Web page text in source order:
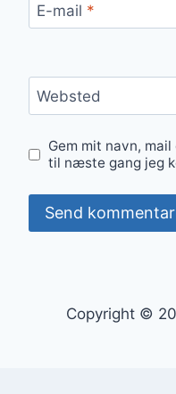
E-mail *
Websted
Gem mit navn,
til næste gang jeg
Copyright ©